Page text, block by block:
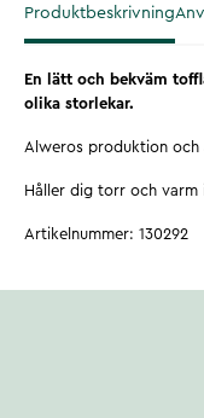
Produktbeskrivning
En lätt och bekväm
olika storlekar.
Alweros produktion och
Håller dig torr och varm
Artikelnummer: 130292